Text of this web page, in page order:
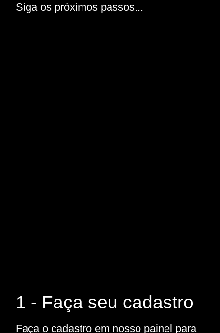
Siga os próximos passos...
1 - Faça seu cadastro
Faça o cadastro em nosso painel para